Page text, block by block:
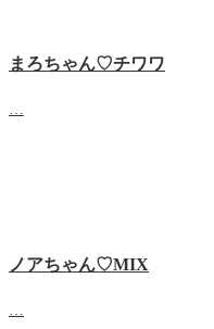
まろちゃん♡チワワ
ノアちゃん♡‬MIX